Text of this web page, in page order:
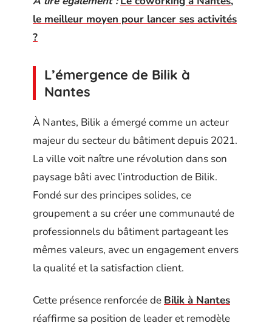
le meilleur moyen pour lancer ses activités
?
L’émergence de Bilik à
Nantes
À Nantes, Bilik a émergé comme un acteur
majeur du secteur du bâtiment depuis 2021.
La ville voit naître une révolution dans son
paysage bâti avec l’introduction de Bilik.
Fondé sur des principes solides, ce
groupement a su créer une communauté de
professionnels du bâtiment partageant les
mêmes valeurs, avec un engagement envers
la qualité et la satisfaction client.
Cette présence renforcée de Bilik à Nantes
réaffirme sa position de leader et remodèle